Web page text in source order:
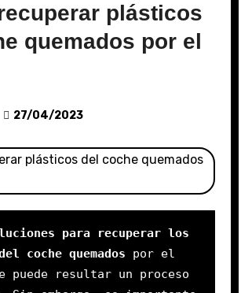
plásticos
quemados por el
27/04/2023
para recuperar los
coche quemados por el
puede resultar un proceso